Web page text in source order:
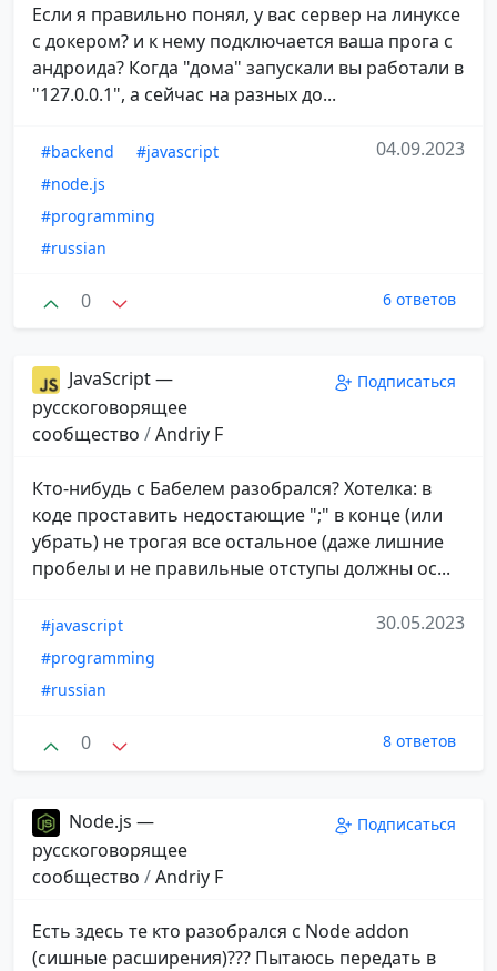
Если я правильно понял, у вас сервер на линуксе
с докером? и к нему подключается ваша прога с
андроида? Когда "дома" запускали вы работали в
"127.0.0.1", а сейчас на разных до...
#backend
#javascript
#node.js
#programming
#russian
04.09.2023
0 6 ответов
JavaScript —
русскоговорящее
сообщество /Andriy F
Подписаться
Кто-нибудь с Бабелем разобрался? Хотелка: в
коде проставить недостающие ";" в конце (или
убрать) не трогая все остальное (даже лишние
пробелы и не правильные отступы должны ос...
#javascript
#programming
#russian
30.05.2023
0 8 ответов
Node.js —
русскоговорящее
сообщество /Andriy F
Подписаться
Есть здесь те кто разобрался с Node addon
(сишные расширения)??? Пытаюсь передать в